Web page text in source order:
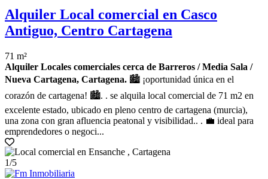
Alquiler Local comercial en Casco
Antiguo, Centro Cartagena
71 m²
Alquiler Locales comerciales cerca de Barreros / Media Sala /
Nueva Cartagena, Cartagena. 🏙️ ¡oportunidad única en el
corazón de cartagena! 🏙️. . se alquila local comercial de 71 m2 en
excelente estado, ubicado en pleno centro de cartagena (murcia),
una zona con gran afluencia peatonal y visibilidad.. . 💼 ideal para
emprendedores o negoci...
1/5